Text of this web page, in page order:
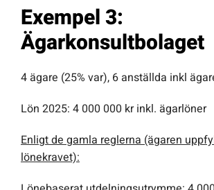
Exempel 3:
Ägarkonsultbolaget
4 ägare (25% var), 6 anställda inkl
Lön 2025: 4 000 000 kr inkl. ägarlöner
Enligt de gamla reglerna (ägaren
lönekravet):